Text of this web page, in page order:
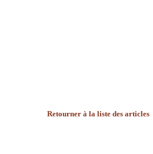
Retourner à la liste des articles